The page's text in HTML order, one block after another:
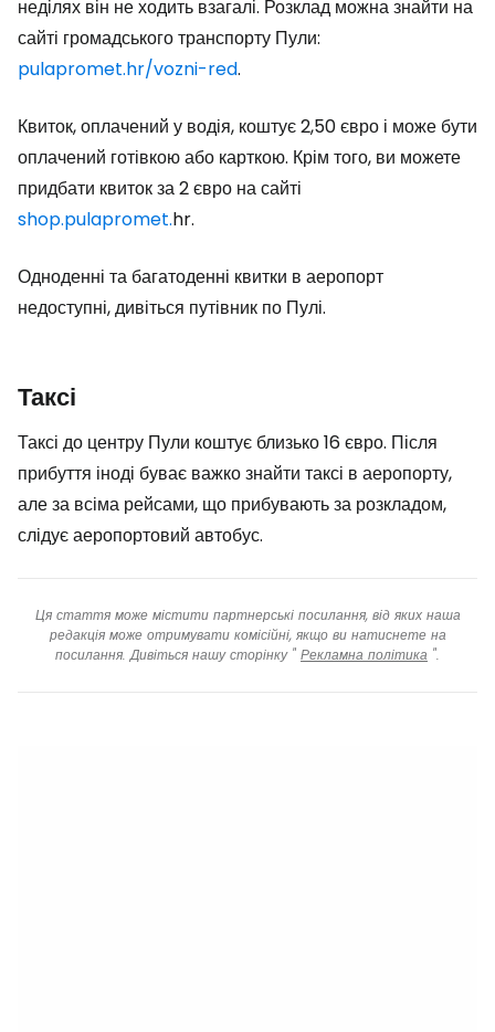
неділях він не ходить взагалі. Розклад можна знайти на
сайті громадського транспорту Пули:
pulapromet.hr/vozni-red.
Квиток, оплачений у водія, коштує 2,50 євро і може бути
оплачений готівкою або карткою. Крім того, ви можете
придбати квиток за 2 євро на сайті
shop.pulapromet.hr.
Одноденні та багатоденні квитки в аеропорт
недоступні, дивіться путівник по Пулі.
Таксі
Таксі до центру Пули коштує близько 16 євро. Після
прибуття іноді буває важко знайти таксі в аеропорту,
але за всіма рейсами, що прибувають за розкладом,
слідує аеропортовий автобус.
Ця стаття може містити партнерські посилання, від яких наша
редакція може отримувати комісійні, якщо ви натиснете на
посилання. Дивіться нашу сторінку " Рекламна політика ".